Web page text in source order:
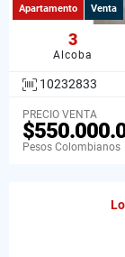
Apartamento Venta
3
Alcoba
10232833
PRECIO VENTA
Pesos Colombianos